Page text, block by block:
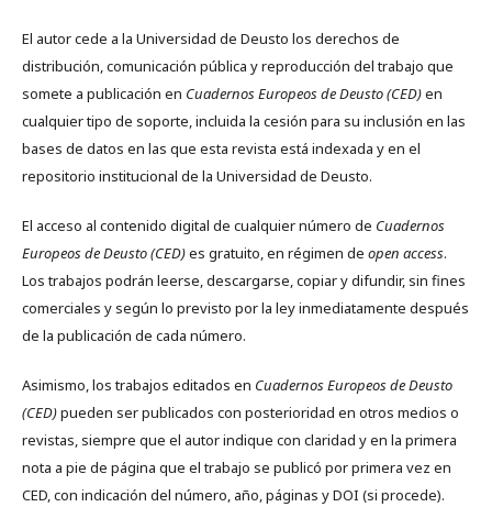
El autor cede a la Universidad de Deusto los derechos de
distribución, comunicación pública y reproducción del trabajo que
somete a publicación en Cuadernos Europeos de Deusto (CED)en
cualquier tipo de soporte, incluida la cesión para su inclusión en las
bases de datos en las que esta revista está indexada y en el
repositorio institucional de la Universidad de Deusto.
El acceso al contenido digital de cualquier número de Cuadernos
Europeos de Deusto (CED)es gratuito, en régimen de open access.
Los trabajos podrán leerse, descargarse, copiar y difundir, sin fines
comerciales y según lo previsto por la ley inmediatamente después
de la publicación de cada número.
Asimismo, los trabajos editados en Cuadernos Europeos de Deusto
(CED)pueden ser publicados con posterioridad en otros medios o
revistas, siempre que el autor indique con claridad y en la primera
nota a pie de página que el trabajo se publicó por primera vez en
CED, con indicación del número, año, páginas y DOI (si procede).